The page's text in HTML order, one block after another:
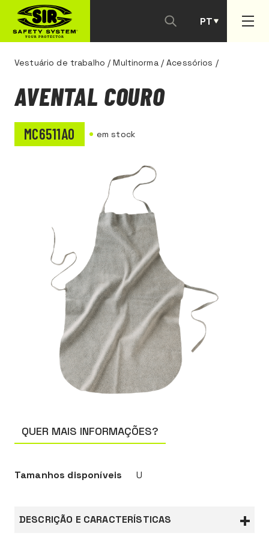
PT
ES
Vestuário de trabalho /Multinorma/Acessórios /
QUER MAIS INFORMAÇÕES?
Tamanhos disponíveis U
DESCRIÇÃO E CARACTERÍSTICAS
AVENTAL COURO
MC6511A0 em stock